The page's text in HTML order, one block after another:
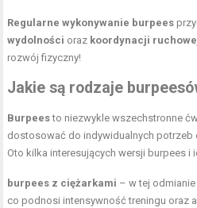
Regularne wykonywanie burpees
wydolności oraz koordynacji
rozwój fizyczny!
Jakie są rodzaje
Burpeesto niezwykle wszechstronne
dostosować do indywidualnych potrzeb
Oto kilka interesujących wersji burpees i
burpees z ciężarkami – w tej
co podnosi intensywność treningu oraz